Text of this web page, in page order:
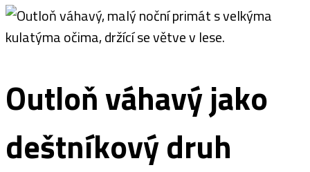
Outloň váhavý jako
deštníkový druh